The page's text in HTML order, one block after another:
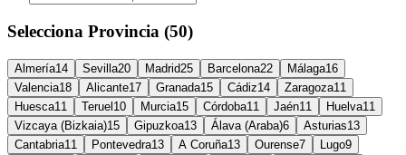
Selecciona Provincia (50)
Almería14 Sevilla20 Madrid25 Barcelona22 Málaga16
Valencia18 Alicante17 Granada15 Cádiz14 Zaragoza11
Huesca11 Teruel 10 Murcia15 Córdoba11 Jaén11 Huelva11
Vizcaya (Bizkaia)15 Gipuzkoa13 Álava (Araba)6 Asturias13
Cantabria11 Pontevedra13 A Coruña13 Ourense7 Lugo9